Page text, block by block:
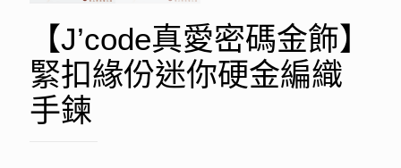
【J’code真愛密碼金飾】
緊扣緣份迷你硬金編織
手鍊